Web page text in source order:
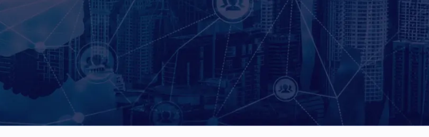
ฟิลิปปินส์
ซาอุดิอาราเบีย
สิงคโปร์
ไต้หวัน
عربي
services. Search for relevant affiliates and
partners with engaged audiences who
are in-market and ready to buy. Our
global network enables you to promote
your brands to millions of customers.
marketing campaigns. Explore to grow
your sales and improve your
performance.
Advertiser Directory to create new
relationships, grow your network and
leverage our extensive range of partner
tools.
quality publishers. Explore our Partner
Platform technology & Service Plans
backed by our team of local experts.